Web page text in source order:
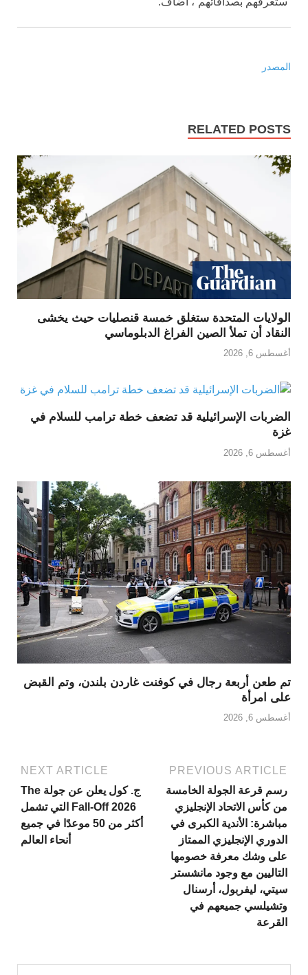
المصدر
RELATED POSTS
الولايات المتحدة ستغلق خمسة قنصليات حيث يخشى
النقاد أن تملأ الصين الفراغ الدبلوماسي
أغسطس 6, 2026
الضربات الإسرائيلية قد تضعف خطة ترامب للسلام في
غزة
أغسطس 6, 2026
تم طعن أربعة رجال في كوفنت غاردن بلندن، وتم القبض
على امرأة
أغسطس 6, 2026
PREVIOUS ARTICLE
رسم قرعة الجولة الخامسة
من كأس الاتحاد الإنجليزي
مباشرة: الأندية الكبرى في
الدوري الإنجليزي الممتاز
على وشك معرفة خصومها
التاليين مع وجود مانشستر
سيتي، ليفربول، أرسنال
وتشيلسي جميعهم في
القرعة
NEXT ARTICLE
ج. كول يعلن عن جولة The
Fall-Off 2026 التي تشمل
أكثر من 50 موعدًا في جميع
أنحاء العالم